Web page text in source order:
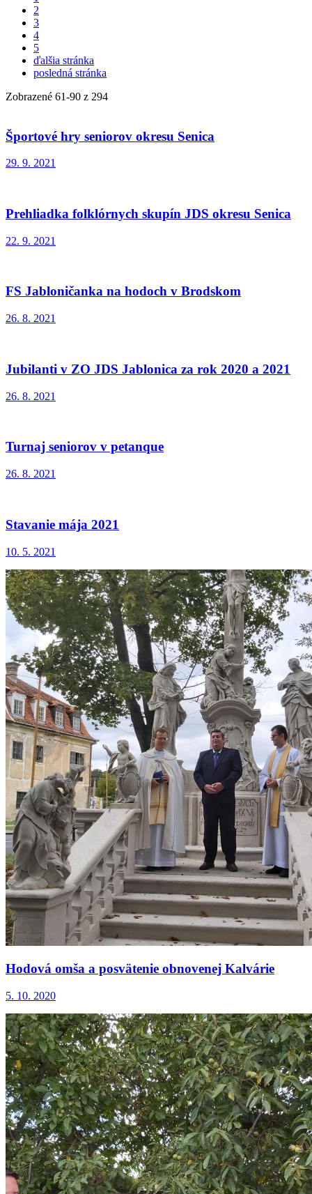
2
3
4
5
ďalšia stránka
posledná stránka
Zobrazené 61-90 z 294
Športové hry seniorov okresu Senica
29. 9. 2021
Prehliadka folklórnych skupín JDS okresu Senica
22. 9. 2021
FS Jabloničanka na hodoch v Brodskom
26. 8. 2021
Jubilanti v ZO JDS Jablonica za rok 2020 a 2021
26. 8. 2021
Turnaj seniorov v petanque
26. 8. 2021
Stavanie mája 2021
10. 5. 2021
Hodová omša a posvätenie obnovenej Kalvárie
5. 10. 2020